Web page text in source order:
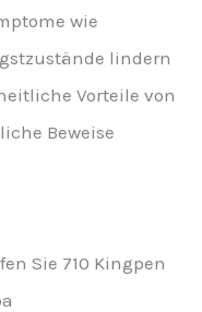
wie
lindern
Vorteile von
Beweise
Sie 710 Kingpen